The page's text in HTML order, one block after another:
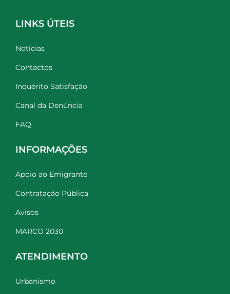
LINKS ÚTEIS
Notícias
Contactos
Inquérito Satisfação
Canal da Denúncia
FAQ
INFORMAÇÕES
Apoio ao Emigrante
Contratação Pública
Avisos
MARCO 2030
ATENDIMENTO
Urbanismo